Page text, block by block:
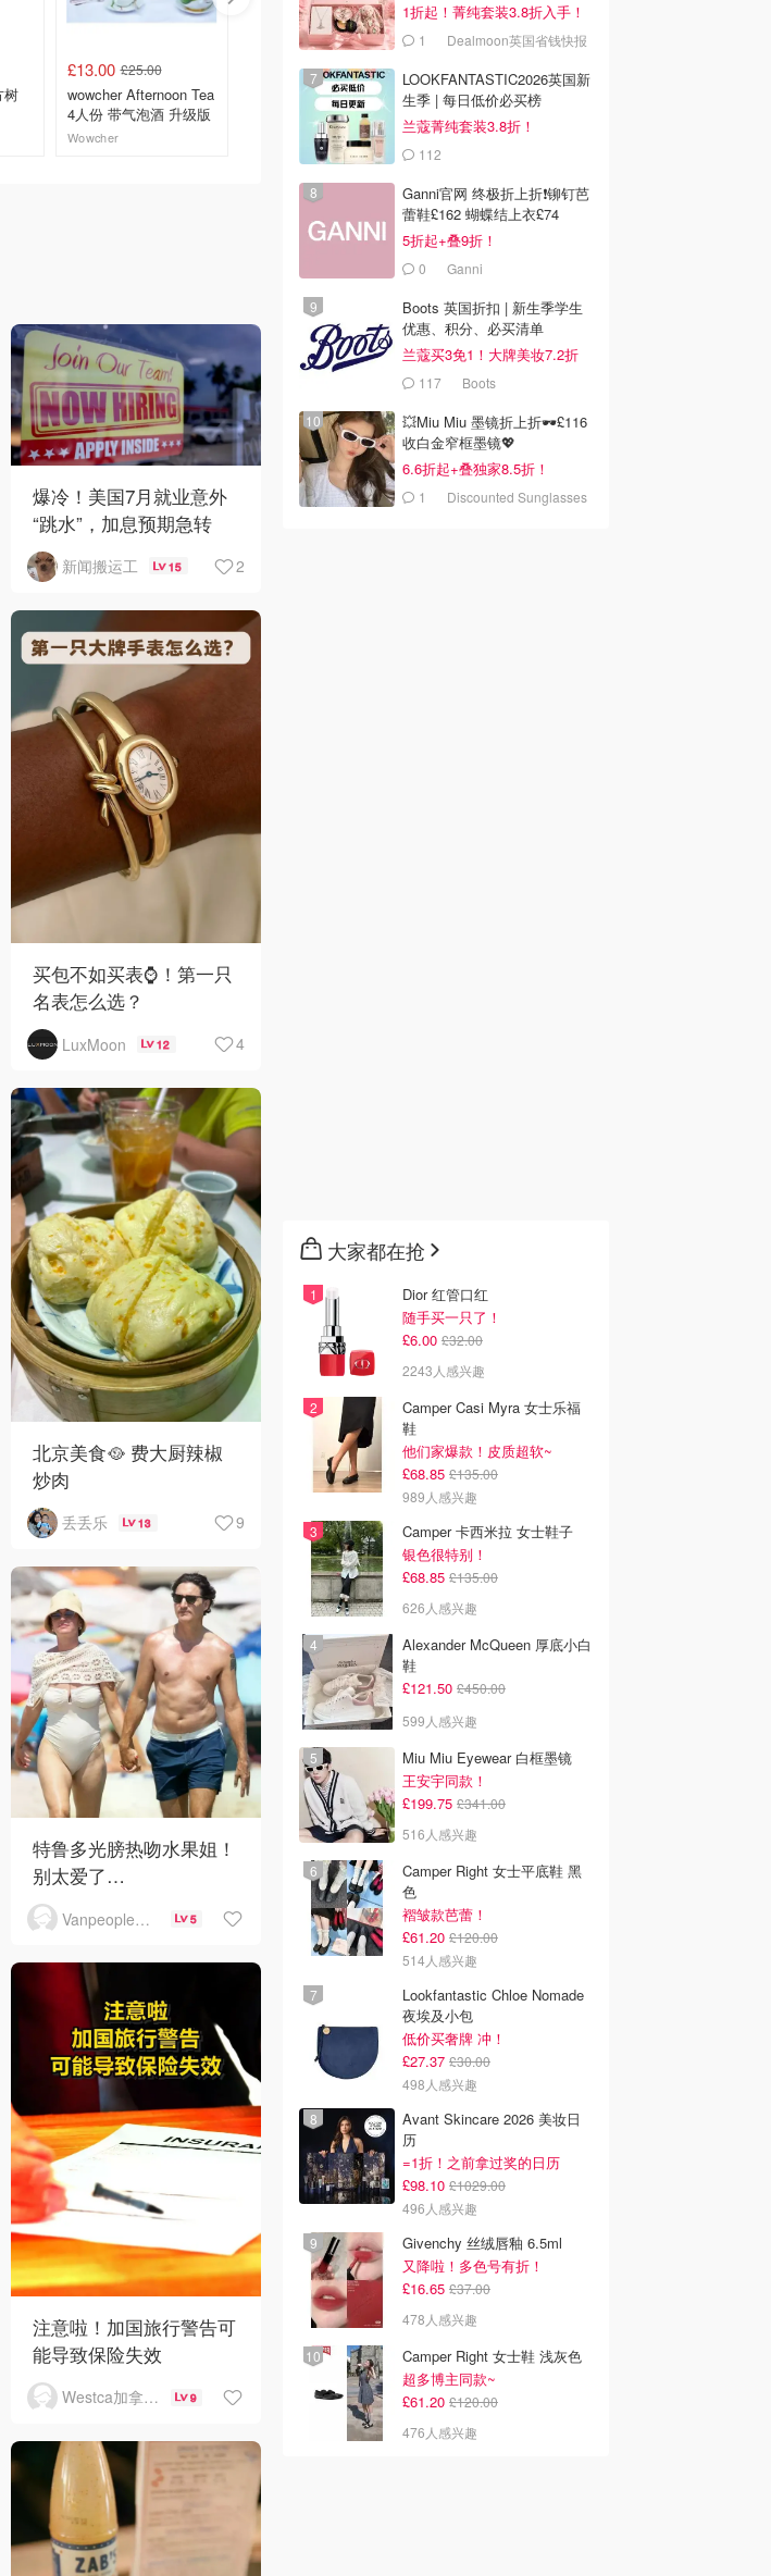
£13.00 £25.00
wowcher Afternoon Tea
4人份 带气泡酒 升级版
Wowcher
£16.00
Slimfast 巧克力奶昔
去购买
£0.95
New English Teas 大本
钟茶包 6包
Amazon
爆冷！美国7月就业意外
“跳水”，加息预期急转
弯！
新闻搬运工 15 2
买包不如买表⌚️！第一只
名表怎么选？
LuxMoon 12 4
北京美食🥘 费大厨辣椒
炒肉
丢丢乐 13 9
特鲁多光膀热吻水果姐！
别太爱了…
Vanpeople人在温哥华 5
注意啦！加国旅行警告可
能导致保险失效
Westca加拿大生活 9
1折起！菁纯套装3.8折入手！
1 Dealmoon英国省钱快报
LOOKFANTASTIC2026英国新
生季 | 每日低价必买榜
兰蔻菁纯套装3.8折！
112
Ganni官网 终极折上折❗️铆钉芭
蕾鞋£162 蝴蝶结上衣£74
5折起+叠9折！
0 Ganni
Boots 英国折扣 | 新生季学生
优惠、积分、必买清单
兰蔻买3免1！大牌美妆7.2折
117 Boots
💥Miu Miu 墨镜折上折🕶️£116
收白金窄框墨镜💖
6.6折起+叠独家8.5折！
1 Discounted Sunglasses
大家都在抢
Dior 红管口红
随手买一只了！
£6.00 £32.00
2243人感兴趣
Camper Casi Myra 女士乐福
鞋
他们家爆款！皮质超软~
£68.85 £135.00
989人感兴趣
Camper 卡西米拉 女士鞋子
银色很特别！
£68.85 £135.00
626人感兴趣
Alexander McQueen 厚底小白
鞋
£121.50 £450.00
599人感兴趣
Miu Miu Eyewear 白框墨镜
王安宇同款！
£199.75 £341.00
516人感兴趣
Camper Right 女士平底鞋 黑
色
褶皱款芭蕾！
£61.20 £120.00
514人感兴趣
Lookfantastic Chloe Nomade
夜埃及小包
低价买奢牌 冲！
£27.37 £30.00
498人感兴趣
Avant Skincare 2026 美妆日
历
=1折！之前拿过奖的日历
£98.10 £1029.00
496人感兴趣
Givenchy 丝绒唇釉 6.5ml
又降啦！多色号有折！
£16.65 £37.00
478人感兴趣
Camper Right 女士鞋 浅灰色
超多博主同款~
£61.20 £120.00
476人感兴趣